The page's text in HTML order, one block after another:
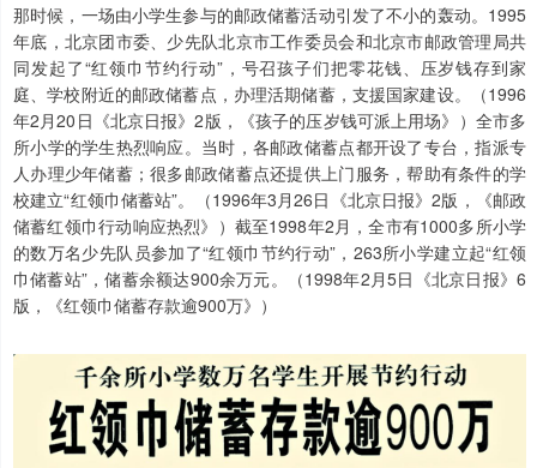
那时候，一场由小学生参与的邮政储蓄活动引发了不小的轰动。1995
年底，北京团市委、少先队北京市工作委员会和北京市邮政管理局共
同发起了“红领巾节约行动”，号召孩子们把零花钱、压岁钱存到家
庭、学校附近的邮政储蓄点，办理活期储蓄，支援国家建设。（1996
年2月20日《北京日报》2版，《孩子的压岁钱可派上用场》）全市多
所小学的学生热烈响应。当时，各邮政储蓄点都开设了专台，指派专
人办理少年储蓄；很多邮政储蓄点还提供上门服务，帮助有条件的学
校建立“红领巾储蓄站”。（1996年3月26日《北京日报》2版，《邮政
储蓄红领巾行动响应热烈》）截至1998年2月，全市有1000多所小学
的数万名少先队员参加了“红领巾节约行动”，263所小学建立起“红领
巾储蓄站”，储蓄余额达900余万元。（1998年2月5日《北京日报》6
版，《红领巾储蓄存款逾900万》）